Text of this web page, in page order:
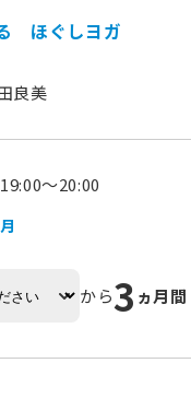
ほぐしヨガ
良美
～20:00
から3 ヵ月間